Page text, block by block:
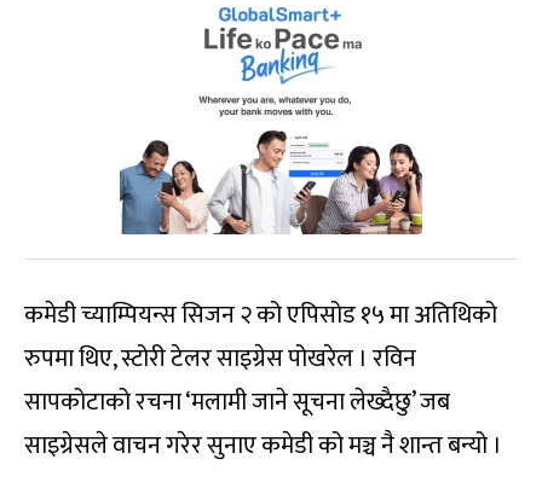
कमेडी च्याम्पियन्स सिजन २ को एपिसोड १५ मा अतिथिको
रुपमा थिए, स्टोरी टेलर साइग्रेस पोखरेल । रविन
सापकोटाको रचना ‘मलामी जाने सूचना लेख्दैछु’ जब
साइग्रेसले वाचन गरेर सुनाए कमेडी को मञ्च नै शान्त बन्यो ।